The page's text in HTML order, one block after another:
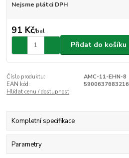
Nejsme plátci DPH
91 Kč/bal
Přidat do košíku
Číslo produktu:
AMC-11-EHN-8
EAN kód:
5900637683216
Hlídat cenu / dostupnost
Kompletní specifikace
Parametry